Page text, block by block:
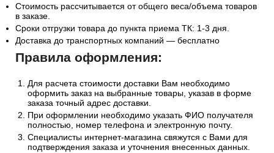
Стоимость рассчитывается от общего веса/объема товаров
в заказе.
Сроки отгрузки товара до пункта приема ТК: 1-3 дня.
Доставка до транспортных компаний — бесплатно
Правила оформления:
Для расчета стоимости доставки Вам необходимо
оформить заказ на выбранные товары, указав в форме
заказа точный адрес доставки.
При оформлении необходимо указать ФИО получателя
полностью, номер телефона и электронную почту.
Специалисты интернет-магазина свяжутся с Вами для
подтверждения заказа и уточнения внесенных данных.